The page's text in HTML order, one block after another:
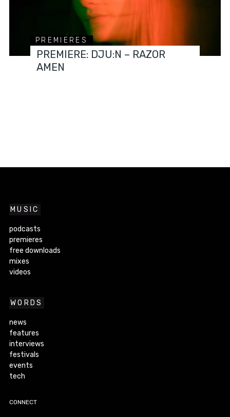
PREMIERES
PREMIERE: DJU:N – RAZOR
AMEN
MUSIC
podcasts
premieres
free downloads
mixes
videos
WORDS
news
features
interviews
festivals
events
tech
CONNECT